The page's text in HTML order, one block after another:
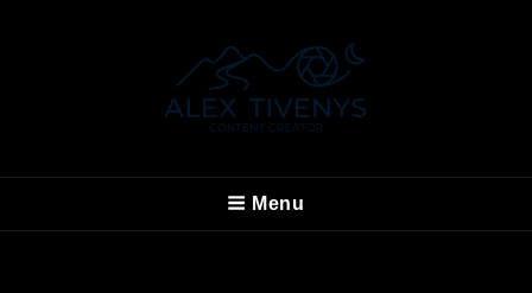
ALEX TIVENYS
Menu